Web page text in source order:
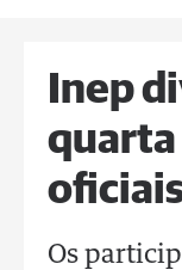
Inep
Os